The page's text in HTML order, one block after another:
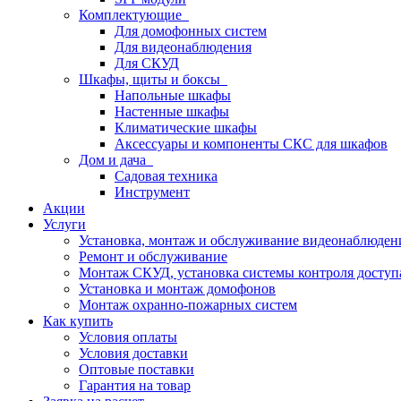
Комплектующие
Для домофонных систем
Для видеонаблюдения
Для СКУД
Шкафы, щиты и боксы
Напольные шкафы
Настенные шкафы
Климатические шкафы
Аксессуары и компоненты СКС для шкафов
Дом и дача
Садовая техника
Инструмент
Акции
Услуги
Установка, монтаж и обслуживание
Ремонт и обслуживание
Монтаж СКУД, установка системы контроля
Установка и монтаж домофонов
Монтаж охранно-пожарных систем
Как купить
Условия оплаты
Условия доставки
Оптовые поставки
Гарантия на товар